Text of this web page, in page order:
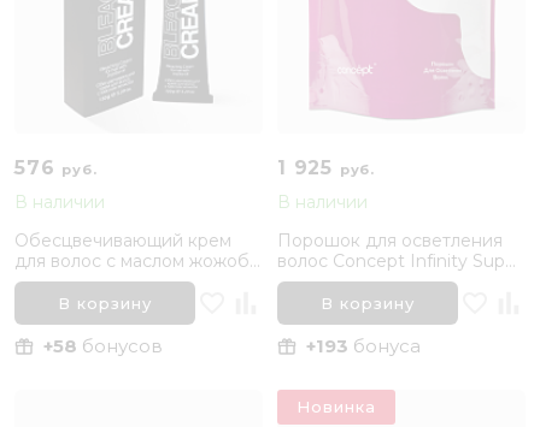
576 руб.
В наличии
Обесцвечивающий крем
для волос с маслом жожоба
Kapous Studio Professional,
150 млВ корзину
+58 бонусов
1 925 руб.
В наличии
Порошок для осветления
волос Concept Infinity Super
White, 500 гр
В корзину
+193 бонуса
Новинка